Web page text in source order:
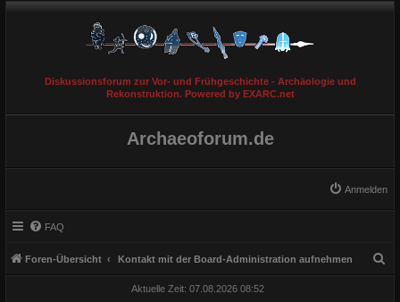
Diskussionsforum zur Vor- und Frühgeschichte - Archäologie und
Rekonstruktion. Powered by EXARC.net
Archaeoforum.de
Anmelden
FAQ
Foren-Übersicht Kontakt mit der Board-Administration aufnehmen
Aktuelle Zeit: 07.08.2026 08:52